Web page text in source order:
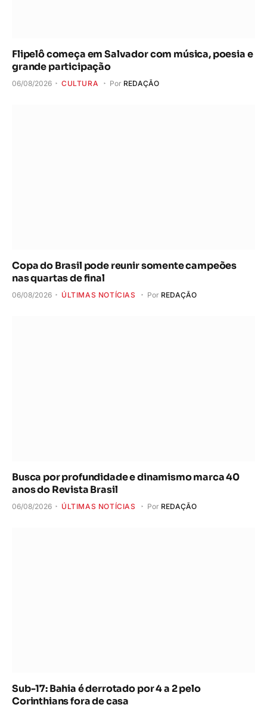
Flipelô começa em Salvador com música, poesia e
grande participação
06/08/2026 CULTURA Por REDAÇÃO
Copa do Brasil pode reunir somente campeões
nas quartas de final
06/08/2026 ÚLTIMAS NOTÍCIAS Por REDAÇÃO
Busca por profundidade e dinamismo marca 40
anos do Revista Brasil
06/08/2026 ÚLTIMAS NOTÍCIAS Por REDAÇÃO
Sub-17: Bahia é derrotado por 4 a 2 pelo
Corinthians fora de casa